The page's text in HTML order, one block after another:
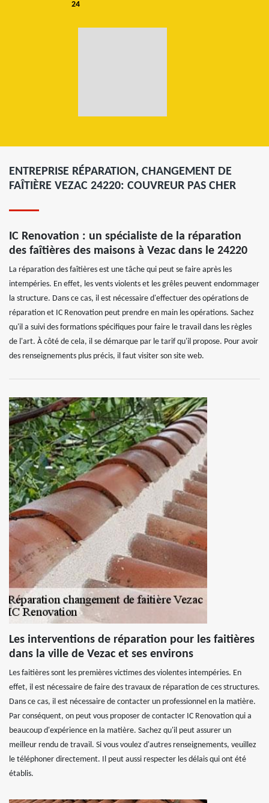
24
ENTREPRISE RÉPARATION, CHANGEMENT DE
FAÎTIÈRE VEZAC 24220: COUVREUR PAS CHER
IC Renovation : un spécialiste de la réparation
des faîtières des maisons à Vezac dans le 24220
La réparation des faîtières est une tâche qui peut se faire après les
intempéries. En effet, les vents violents et les grêles peuvent endommager
la structure. Dans ce cas, il est nécessaire d'effectuer des opérations de
réparation et IC Renovation peut prendre en main les opérations. Sachez
qu'il a suivi des formations spécifiques pour faire le travail dans les règles
de l'art. À côté de cela, il se démarque par le tarif qu'il propose. Pour avoir
des renseignements plus précis, il faut visiter son site web.
Les interventions de réparation pour les faitières
dans la ville de Vezac et ses environs
Les faitières sont les premières victimes des violentes intempéries. En
effet, il est nécessaire de faire des travaux de réparation de ces structures.
Dans ce cas, il est nécessaire de contacter un professionnel en la matière.
Par conséquent, on peut vous proposer de contacter IC Renovation qui a
beaucoup d'expérience en la matière. Sachez qu'il peut assurer un
meilleur rendu de travail. Si vous voulez d'autres renseignements, veuillez
le téléphoner directement. Il peut aussi respecter les délais qui ont été
établis.